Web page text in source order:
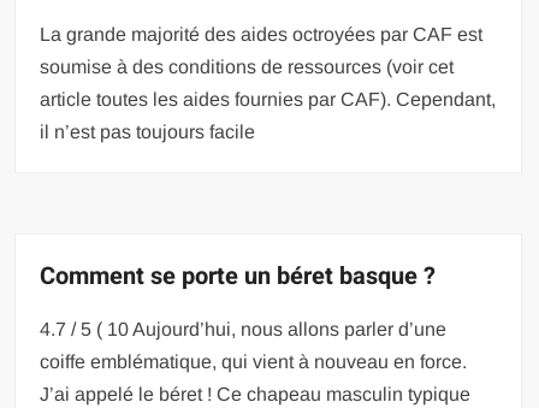
La grande majorité des aides octroyées par CAF est
soumise à des conditions de ressources (voir cet
article toutes les aides fournies par CAF). Cependant,
il n’est pas toujours facile
Comment se porte un béret basque ?
4.7 / 5 ( 10 Aujourd’hui, nous allons parler d’une
coiffe emblématique, qui vient à nouveau en force.
J’ai appelé le béret ! Ce chapeau masculin typique